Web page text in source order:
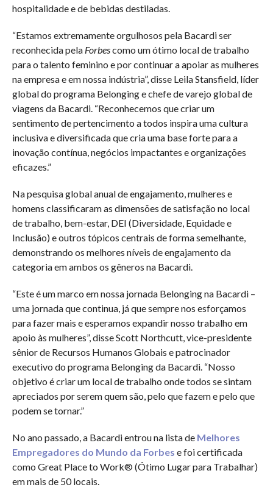
hospitalidade e de bebidas destiladas.
“Estamos extremamente orgulhosos pela Bacardi ser
reconhecida pela Forbescomo um ótimo local de trabalho
para o talento feminino e por continuar a apoiar as mulheres
na empresa e em nossa indústria”, disse Leila Stansfield, líder
global do programa Belonging e chefe de varejo global de
viagens da Bacardi. “Reconhecemos que criar um
sentimento de pertencimento a todos inspira uma cultura
inclusiva e diversificada que cria uma base forte para a
inovação contínua, negócios impactantes e organizações
eficazes.”
Na pesquisa global anual de engajamento, mulheres e
homens classificaram as dimensões de satisfação no local
de trabalho, bem-estar, DEI (Diversidade, Equidade e
Inclusão) e outros tópicos centrais de forma semelhante,
demonstrando os melhores níveis de engajamento da
categoria em ambos os gêneros na Bacardi.
“Este é um marco em nossa jornada Belonging na Bacardi –
uma jornada que continua, já que sempre nos esforçamos
para fazer mais e esperamos expandir nosso trabalho em
apoio às mulheres”, disse Scott Northcutt, vice-presidente
sênior de Recursos Humanos Globais e patrocinador
executivo do programa Belonging da Bacardi. “Nosso
objetivo é criar um local de trabalho onde todos se sintam
apreciados por serem quem são, pelo que fazem e pelo que
podem se tornar.”
No ano passado, a Bacardi entrou na lista de Melhores
Empregadores do Mundo da Forbes e foi certificada
como Great Place to Work® (Ótimo Lugar para Trabalhar)
em mais de 50 locais.